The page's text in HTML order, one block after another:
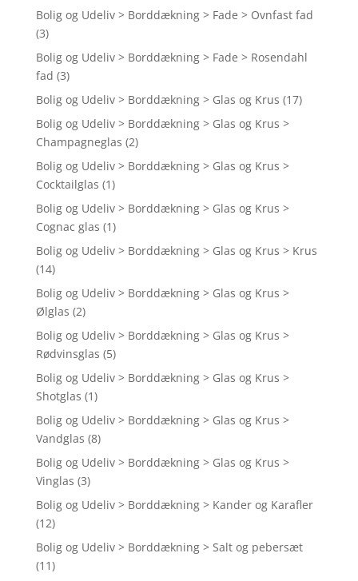
Bolig og Udeliv > Borddækning > Fade > Ovnfast fad
(3)
Bolig og Udeliv > Borddækning > Fade > Rosendahl
fad (3)
Bolig og Udeliv > Borddækning > Glas og Krus (17)
Bolig og Udeliv > Borddækning > Glas og Krus >
Champagneglas (2)
Bolig og Udeliv > Borddækning > Glas og Krus >
Cocktailglas (1)
Bolig og Udeliv > Borddækning > Glas og Krus >
Cognac glas (1)
Bolig og Udeliv > Borddækning > Glas og Krus > Krus
(14)
Bolig og Udeliv > Borddækning > Glas og Krus >
Ølglas (2)
Bolig og Udeliv > Borddækning > Glas og Krus >
Rødvinsglas (5)
Bolig og Udeliv > Borddækning > Glas og Krus >
Shotglas (1)
Bolig og Udeliv > Borddækning > Glas og Krus >
Vandglas (8)
Bolig og Udeliv > Borddækning > Glas og Krus >
Vinglas (3)
Bolig og Udeliv > Borddækning > Kander og Karafler
(12)
Bolig og Udeliv > Borddækning > Salt og pebersæt
(11)